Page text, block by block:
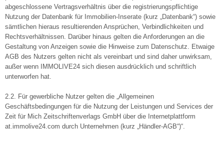
abgeschlossene Vertragsverhältnis über die registrierungspflichtige
Nutzung der Datenbank für Immobilien-Inserate (kurz „Datenbank“) sowie
sämtlichen hieraus resultierenden Ansprüchen, Verbindlichkeiten und
Rechtsverhältnissen. Darüber hinaus gelten die Anforderungen an die
Gestaltung von Anzeigen sowie die Hinweise zum Datenschutz. Etwaige
AGB des Nutzers gelten nicht als vereinbart und sind daher unwirksam,
außer wenn IMMOLIVE24 sich diesen ausdrücklich und schriftlich
unterworfen hat.
2.2. Für gewerbliche Nutzer gelten die „Allgemeinen
Geschäftsbedingungen für die Nutzung der Leistungen und Services der
Zeit für Mich Zeitschriftenverlags GmbH über die Internetplattform
at.immolive24.com durch Unternehmen (kurz „Händler-AGB“)“.